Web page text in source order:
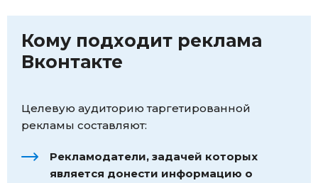
Кому подходит реклама
Вконтакте
Целевую аудиторию таргетированной
рекламы составляют:
Рекламодатели, задачей которых
является донести информацию о